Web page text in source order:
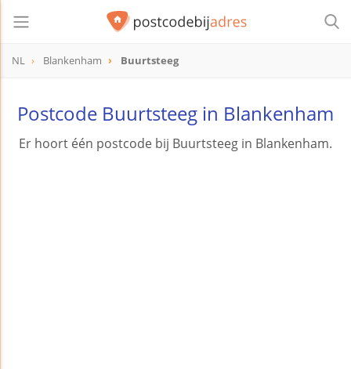
NL Blankenham Buurtsteeg
Postcode Buurtsteeg in Blankenham
Er hoort één postcode bij Buurtsteeg in Blankenham.